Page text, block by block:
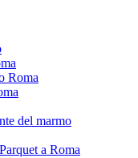
Roma
del marmo
a Roma